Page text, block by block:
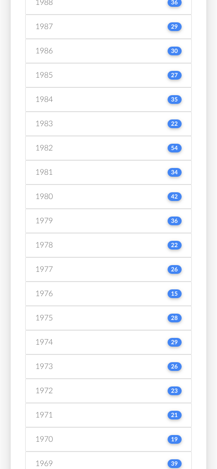
1988 36
1987 29
1986 30
1985 27
1984 35
1983 22
1982 54
1981 34
1980 42
1979 36
1978 22
1977 26
1976 15
1975 28
1974 29
1973 26
1972 23
1971 21
1970 19
1969 39